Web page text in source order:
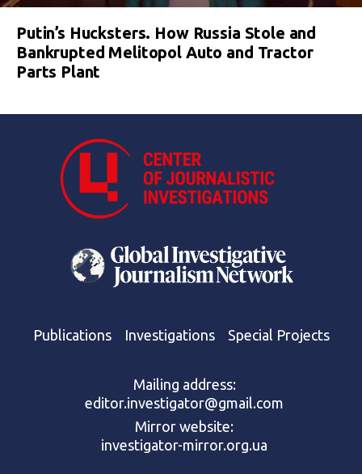
Putin’s Hucksters. How Russia Stole and
Bankrupted Melitopol Auto and Tractor
Parts Plant
Publications Investigations Special Projects
Mailing address:
editor.investigator@gmail.com
Mirror website:
investigator-mirror.org.ua